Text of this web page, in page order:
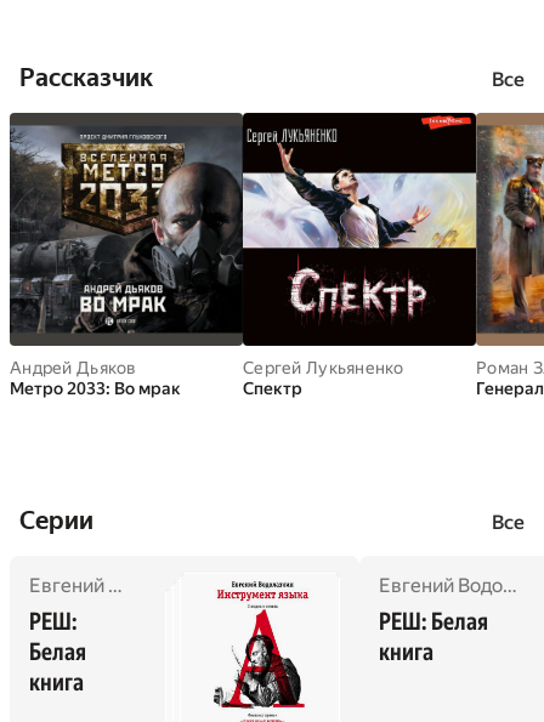
Рассказчик Все
Андрей Дьяков
Метро 2033: Во мрак
Сергей Лукьяненко
Спектр
Роман
Cерии Все
Евгений Водолазкин ,Роман Сенчин Ольга Славникова
РЕШ:
Белая
книга
Евгений Водолазкин
РЕШ: Белая
книга